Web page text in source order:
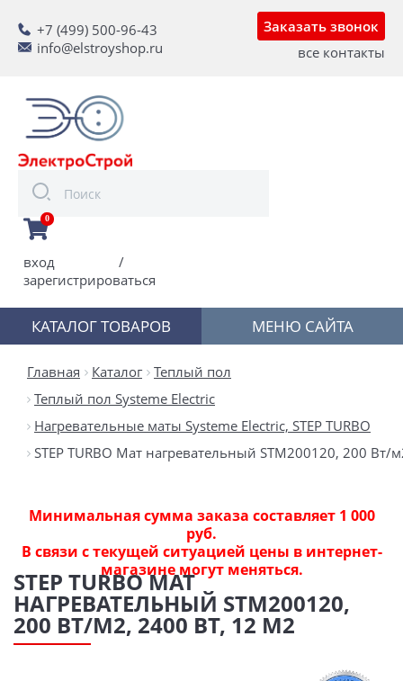
+7 (499) 500-96-43
info@elstroyshop.ru
Заказать звонок
все контакты
0
вход
/
зарегистрироваться
КАТАЛОГ ТОВАРОВ МЕНЮ САЙТА
Главная Каталог
Теплый пол
Теплый пол Systeme Electric
Нагревательные маты Systeme Electric, STEP TURBO
STEP TURBO Мат нагревательный STM200120, 200 Вт/
Минимальная сумма заказа составляет 1 000
руб.
В связи с текущей ситуацией цены в интернет-
магазине могут меняться.
STEP TURBO МАТ
НАГРЕВАТЕЛЬНЫЙ STM200120,
200 ВТ/М2, 2400 ВТ, 12 М2